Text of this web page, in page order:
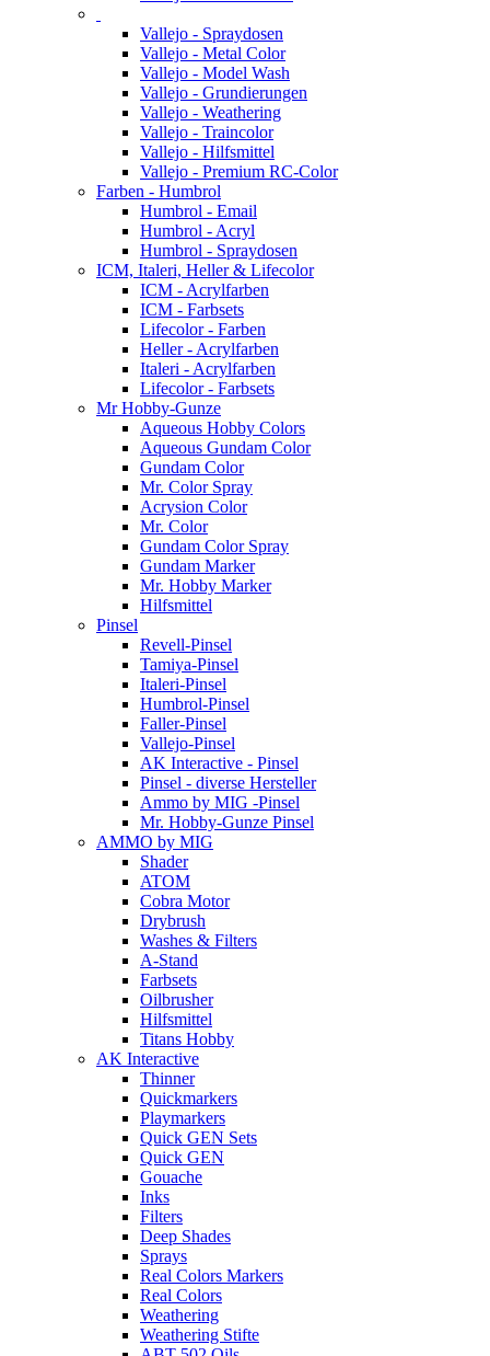
Vallejo - Spraydosen
Vallejo - Metal Color
Vallejo - Model Wash
Vallejo - Grundierungen
Vallejo - Weathering
Vallejo - Traincolor
Vallejo - Hilfsmittel
Vallejo - Premium RC-Color
Farben - Humbrol
Humbrol - Email
Humbrol - Acryl
Humbrol - Spraydosen
ICM, Italeri, Heller & Lifecolor
ICM - Acrylfarben
ICM - Farbsets
Lifecolor - Farben
Heller - Acrylfarben
Italeri - Acrylfarben
Lifecolor - Farbsets
Mr Hobby-Gunze
Aqueous Hobby Colors
Aqueous Gundam Color
Gundam Color
Mr. Color Spray
Acrysion Color
Mr. Color
Gundam Color Spray
Gundam Marker
Mr. Hobby Marker
Hilfsmittel
Pinsel
Revell-Pinsel
Tamiya-Pinsel
Italeri-Pinsel
Humbrol-Pinsel
Faller-Pinsel
Vallejo-Pinsel
AK Interactive - Pinsel
Pinsel - diverse Hersteller
Ammo by MIG -Pinsel
Mr. Hobby-Gunze Pinsel
AMMO by MIG
Shader
ATOM
Cobra Motor
Drybrush
Washes & Filters
A-Stand
Farbsets
Oilbrusher
Hilfsmittel
Titans Hobby
AK Interactive
Thinner
Quickmarkers
Playmarkers
Quick GEN Sets
Quick GEN
Gouache
Inks
Filters
Deep Shades
Sprays
Real Colors Markers
Real Colors
Weathering
Weathering Stifte